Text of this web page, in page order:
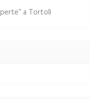
a Tortolì